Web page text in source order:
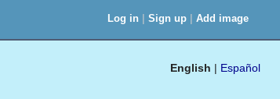
Log in | Sign up | Add image
English | Español